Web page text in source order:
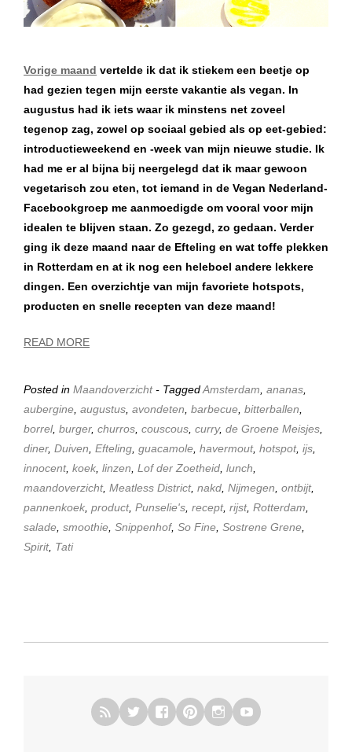
Vorige maand vertelde ik dat ik stiekem een beetje op
had gezien tegen mijn eerste vakantie als vegan. In
augustus had ik iets waar ik minstens net zoveel
tegenop zag, zowel op sociaal gebied als op eet-gebied:
introductieweekend en -week van mijn nieuwe studie. Ik
had me er al bijna bij neergelegd dat ik maar gewoon
vegetarisch zou eten, tot iemand in de Vegan Nederland-
Facebookgroep me aanmoedigde om vooral voor mijn
idealen te blijven staan. Zo gezegd, zo gedaan. Verder
ging ik deze maand naar de Efteling en wat toffe plekken
in Rotterdam en at ik nog een heleboel andere lekkere
dingen. Een overzichtje van mijn favoriete hotspots,
producten en snelle recepten van deze maand!
READ MORE
Posted in Maandoverzicht - TaggedAmsterdam ananas
aubergine augustus avondeten barbecue bitterballen
borrel, burger, churros couscous curry, de Groene Meisjes
diner, Duiven Efteling guacamole havermout, hotspot, ijs
innocent, koek linzen Lof der Zoetheid lunch
maandoverzicht, Meatless District, nakd Nijmegen ontbijt,
pannenkoek product, Punselie's recept, rijst, Rotterdam
salade smoothie Snippenhof, So Fine Sostrene Grene
Spirit, Tati